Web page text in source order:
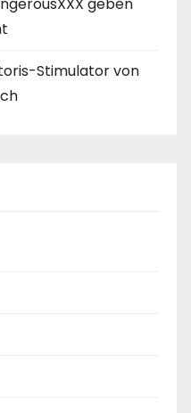
Stimulator von